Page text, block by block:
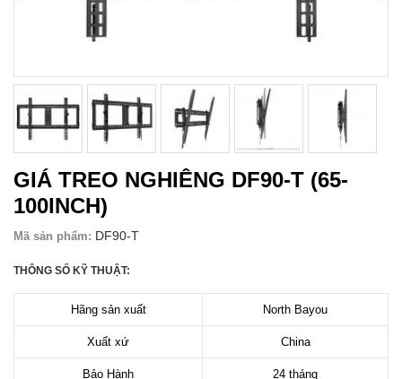
GIÁ TREO NGHIÊNG DF90-T (65-
100INCH)
Mã sản phẩm: DF90-T
THÔNG SỐ KỸ THUẬT:
Hãng sản xuất North Bayou
Xuất xứ China
Bảo Hành 24 tháng